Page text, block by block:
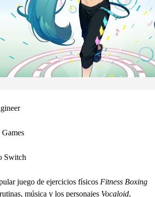
Switch
juego de ejercicios físicos Fitness Boxing
música y los personajes Vocaloid,